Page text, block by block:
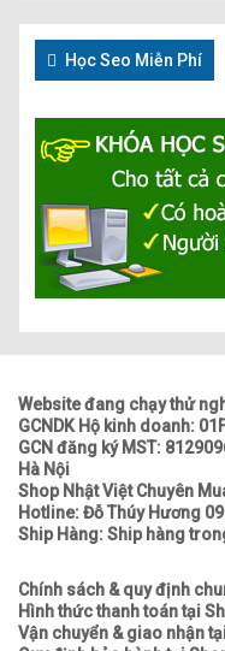
Học Seo Miễn Phí
Website đang chạy thử
GCNDK Hộ kinh doanh:
GCN đăng ký MST:
Hà Nội
Shop Nhật Việt Chuyên
Hotline: Đỗ Thúy Hương
Ship Hàng: Ship hàng
Chính sách & quy định
Hình thức thanh toán tại
Vận chuyển & giao nhận